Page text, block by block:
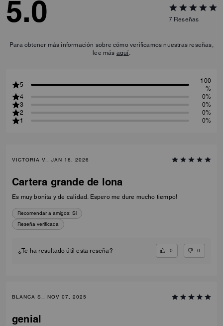
5.0 7 Reseñas
Para obtener más información sobre cómo verificamos nuestras reseñas,
lee más aquí
5
100
%
4
0%
3
0%
2
0%
1
0%
VICTORIA V., JAN 18, 2026
Cartera grande de lona
Es muy bonita y de calidad. Espero me dure mucho tiempo!
Recomendar a amigos: Sí
Reseña verificada
¿Te ha resultado útil esta reseña? 0 0
BLANCA S., NOV 07, 2025
genial